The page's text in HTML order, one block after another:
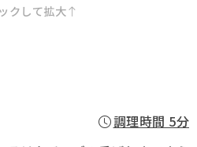
クして拡大
調理時間 5分